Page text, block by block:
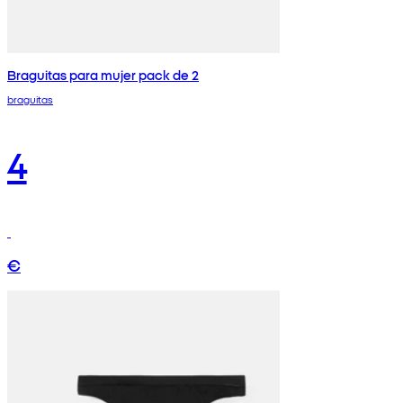
Braguitas para mujer pack de 2
braguitas
4
€